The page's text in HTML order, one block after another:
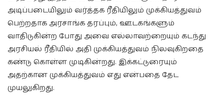
அடிப்படையிலும் வர்த்தக ரீதியிலும் முக்கியத்துவம்
பெற்றதாக அரசாங்க தரப்பும், ஊடகங்களும்
வாதிடுகின்ற போது அவை எல்லாவற்றையும் கடந்து
அரசியல் ரீதியில் அதி முக்கியத்துவம் நிலவுகிறதை
கண்டு கொள்ள முடிகின்றது. இக்கட்டுரையும்
அதற்கான முக்கியத்துவம் எது என்பதை தேட
முயலுகிறது.